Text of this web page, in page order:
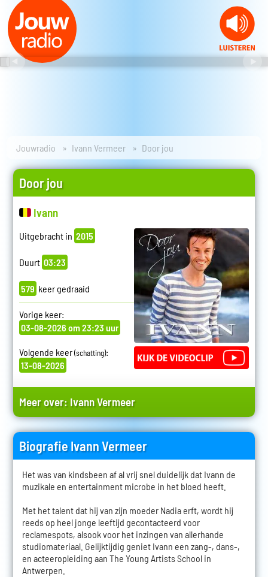
Jouwradio Ivann Vermeer Door jou
Door jou
Ivann
Uitgebracht in 2015
Duurt 03:23
579 keer gedraaid
Vorige keer:
03-08-2026 om 23:23 uur
Volgende keer(schatting):
13-08-2026
Meer over: Ivann Vermeer
Biografie Ivann Vermeer
Het was van kindsbeen af al vrij snel duidelijk dat Ivann de
muzikale en entertainment microbe in het bloed heeft.
Met het talent dat hij van zijn moeder Nadia erft, wordt hij
reeds op heel jonge leeftijd gecontacteerd voor
reclamespots, alsook voor het inzingen van allerhande
studiomateriaal. Gelijktijdig geniet Ivann een zang-, dans-,
en acteeropleiding aan The Young Artists School in
Antwerpen.